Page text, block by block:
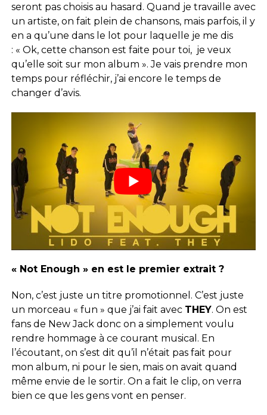
seront pas choisis au hasard. Quand je travaille avec
un artiste, on fait plein de chansons, mais parfois, il y
en a qu’une dans le lot pour laquelle je me dis
: « Ok, cette chanson est faite pour toi, je veux
qu’elle soit sur mon album ». Je vais prendre mon
temps pour réfléchir, j’ai encore le temps de
changer d’avis.
« Not Enough » en est le premier extrait ?
Non, c’est juste un titre promotionnel. C’est juste
un morceau « fun » que j’ai fait avec THEY. On est
fans de New Jack donc on a simplement voulu
rendre hommage à ce courant musical. En
l’écoutant, on s’est dit qu’il n’était pas fait pour
mon album, ni pour le sien, mais on avait quand
même envie de le sortir. On a fait le clip, on verra
bien ce que les gens vont en penser.